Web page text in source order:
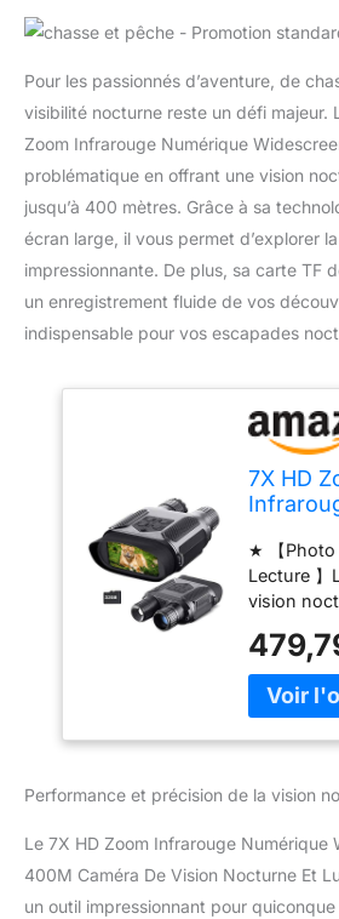
Pour les passionnés d’aventure, de
visibilité nocturne reste un défi majeur.
Zoom Infrarouge Numérique
problématique en offrant une vision
jusqu’à 400 mètres. Grâce à sa
écran large, il vous permet d’explorer
impressionnante. De plus, sa carte TF
un enregistrement fluide de vos
indispensable pour vos escapades
7X HD
/ 400M
Vision
pour La
Carte
Jum
★ 【Photo
Lecture 】
vision
fonctions
de
AV. Vous
vidéos
et vos
★ 【
Performance et précision de la vision
Le 7X HD Zoom Infrarouge Numérique
400M Caméra De Vision Nocturne Et
un outil impressionnant pour quiconque